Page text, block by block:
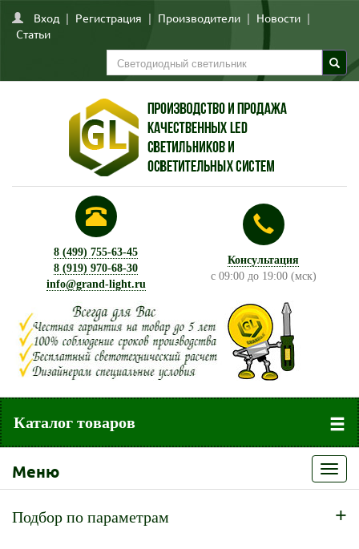
Вход | Регистрация | Производители | Новости |
Статьи
8 (499) 755-63-45
8 (919) 970-68-30
info@grand-light.ru
Консультация
с 09:00 до 19:00 (мск)
Каталог товаров
Меню
Подбор по параметрам +